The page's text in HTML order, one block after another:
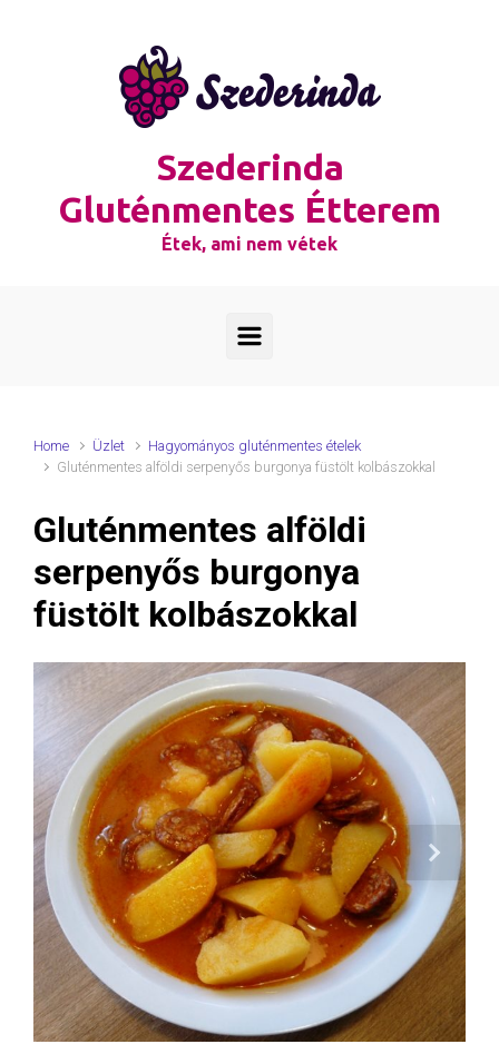
Szederinda
Gluténmentes Étterem
Étek, ami nem vétek
Home Üzlet
Hagyományos gluténmentes ételek
Gluténmentes alföldi serpenyős burgonya füstölt kolbászokkal
Gluténmentes alföldi
serpenyős burgonya
füstölt kolbászokkal
Next